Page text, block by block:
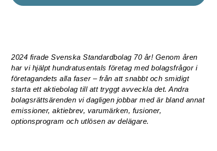
2024 firade Svenska Standardbolag 70 år! Genom åren
har vi hjälpt hundratusentals företag med bolagsfrågor i
företagandets alla faser – från att snabbt och smidigt
starta ett aktiebolag till att tryggt avveckla det. Andra
bolagsrättsärenden vi dagligen jobbar med är bland annat
emissioner, aktiebrev, varumärken, fusioner,
optionsprogram och utlösen av delägare.